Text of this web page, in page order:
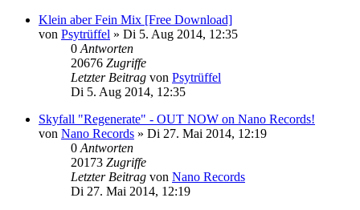
Klein aber Fein Mix [Free Download]
von Psytrüffel » Di 5. Aug 2014, 12:35
0 Antworten
20676 Zugriffe
Letzter Beitrag von Psytrüffel
Di 5. Aug 2014, 12:35
Skyfall "Regenerate" - OUT NOW on Nano Records!
von Nano Records » Di 27. Mai 2014, 12:19
0 Antworten
20173 Zugriffe
Letzter Beitrag von Nano Records
Di 27. Mai 2014, 12:19